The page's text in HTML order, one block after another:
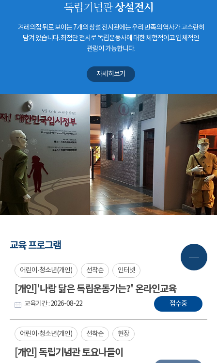
독립기념관상설전시
겨레의집 뒤로 보이는 7개의 상설 전시관에는 우리 민족의 역사가 고스란히
담겨 있습니다. 최첨단 전시로 독립운동사에 대한 체험적이고 입체적인
관람이 가능합니다.
자세히보기
교육 프로그램
어린이·청소년(개인) 선착순 인터넷
[개인]'나랑 닮은 독립운동가는?' 온라인교육
교육기간 : 2026-08-22 접수중
어린이·청소년(개인) 선착순 현장
[개인] 독립기념관 토요나들이